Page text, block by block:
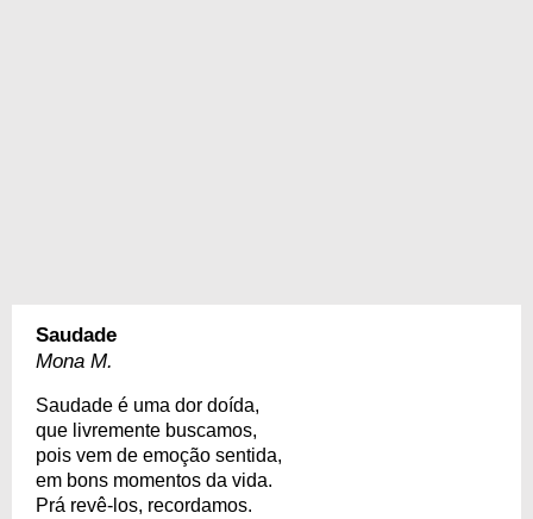
Saudade
Mona M.
Saudade é uma dor doída,
que livremente buscamos,
pois vem de emoção sentida,
em bons momentos da vida.
Prá revê-los, recordamos.